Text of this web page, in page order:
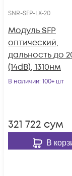
SNR-SFP-LX-20
Модуль SFP
оптический,
дальность до
(14dB), 1310нм
В наличии: 100+ шт
321 722 сум
В